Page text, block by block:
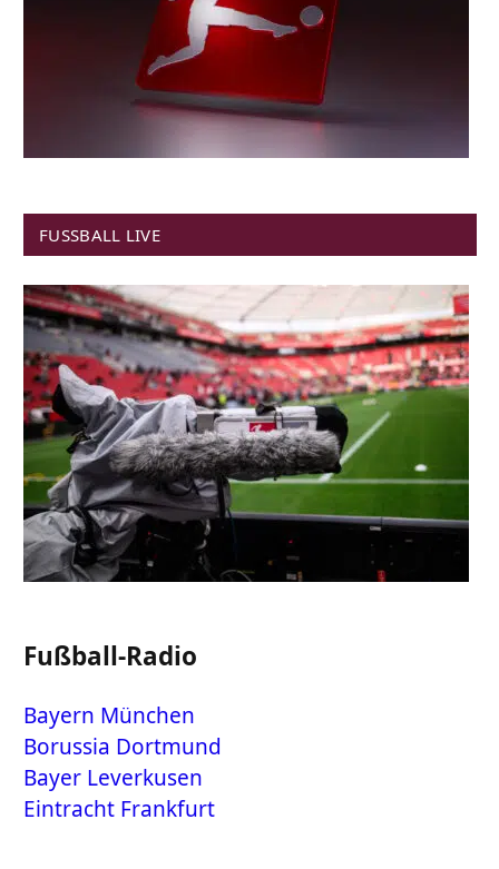
FUSSBALL LIVE
Fußball-Radio
Bayern München
Borussia Dortmund
Bayer Leverkusen
Eintracht Frankfurt